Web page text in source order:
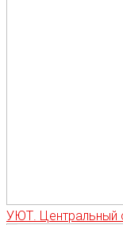
УЮТ. Центральный